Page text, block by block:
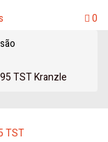
0
TST Kranzle